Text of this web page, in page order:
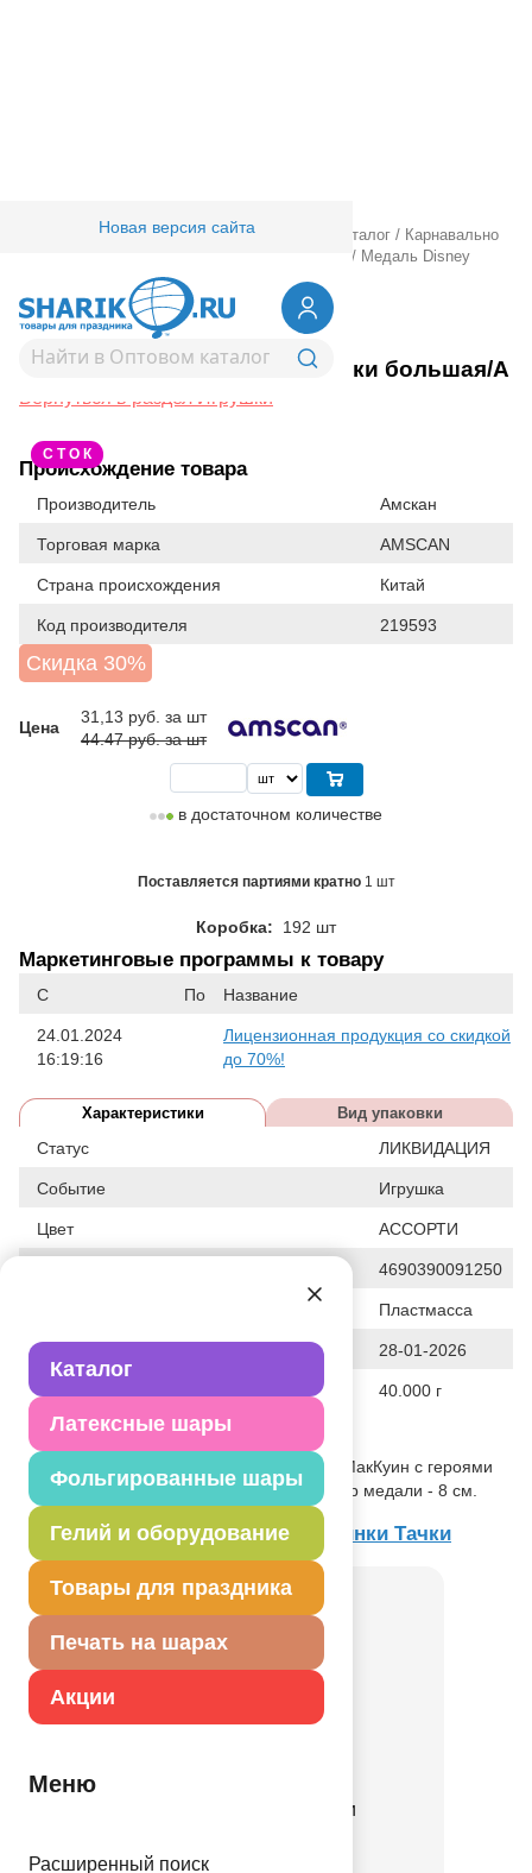
Каталог
Латексные шары
Фольгированные шары
Гелий и оборудование
Товары для праздника
Печать на шарах
Акции
Меню
Расширенный поиск
Новая версия сайта
Товары для праздника/ Оптовый каталог / Карнавально
/ Медаль Disney
1507-0848Медаль Disney Тачки большая/А
Вернуться в раздел Игрушки
С Т О К
Происхождение товара
Производитель Амскан
Торговая марка AMSCAN
Страна происхождения Китай
Код производителя 219593
Скидка 30%
Цена
31,13 руб. за шт
44.47 руб. за шт
в достаточном количестве
Поставляется партиями кратно 1 шт
Коробка: 192 шт
Маркетинговые программы к товару
С По Название
24.01.2024
16:19:16
Лицензионная продукция со скидкой
до 70%!
Характеристики Вид упаковки
Статус ЛИКВИДАЦИЯ
Событие Игрушка
Цвет АССОРТИ
4690390091250
Пластмасса
Дата последнего изменения элемента 28-01-2026
40.000 г
Описание товара
Большая медаль с портретом Молнии МакКуин с героями
мультфильма Тачки-2 на ленте. Диаметр медали - 8 см.
Товар из коллекцииДисней Машинки Тачки
К 18" Машины Тачки